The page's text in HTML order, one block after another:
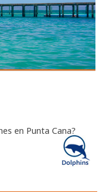
en Punta Cana?